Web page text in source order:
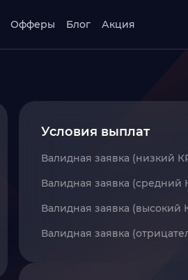
Офферы Блог Акция
Условия выплат
Валидная заявка (низкий
Валидная заявка (средний
Валидная заявка (высокий
Валидная заявка